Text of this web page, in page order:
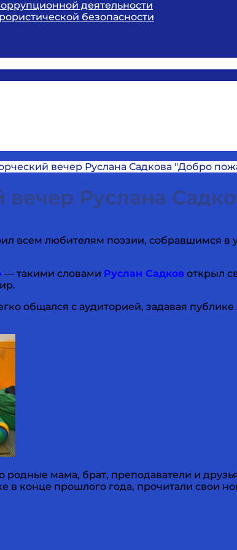
деятельности
безопасности
вечер Руслана Садкова "Добро
вечер Руслана
всем любителям поэзии, собравшимся
— такими словами Руслан Садков открыл
общался с аудиторией, задавая
мама, брат, преподаватели и
конце прошлого года, прочитали свои